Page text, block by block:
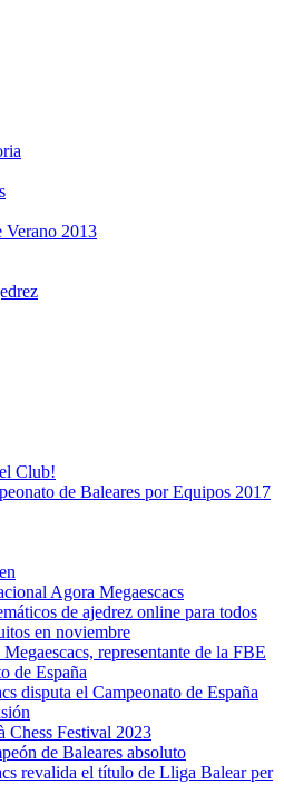
Verano 2013
Club!
de Baleares por Equipos 2017
Agora Megaescacs
de ajedrez online para todos
en noviembre
representante de la FBE
de España
disputa el Campeonato de España
Chess Festival 2023
de Baleares absoluto
revalida el título de Lliga Balear per